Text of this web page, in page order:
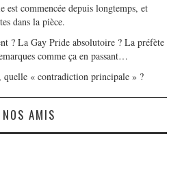
est commencée depuis longtemps, et
dans la pièce.
? La Gay Pride absolutoire ? La préfète
comme ça en passant…
« contradiction principale » ?
NOS AMIS